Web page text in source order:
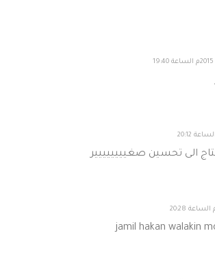
الى تحسين صغيييييييير
jamil hakan walakin